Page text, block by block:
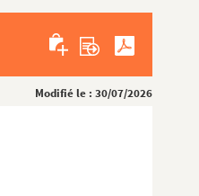
Modifié le : 30/07/2026